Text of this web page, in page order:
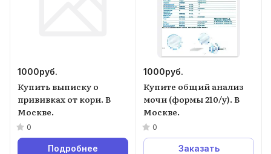
1000руб.
Купить выписку о
прививках от кори. В
Москве.
0
Подробнее
1000руб.
Купите общий анализ
мочи (формы 210/у). В
Москве.
0
Заказать